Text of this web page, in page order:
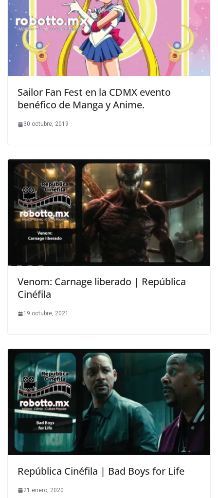
Sailor Fan Fest en la CDMX evento
benéfico de Manga y Anime.
30 octubre, 2019
Venom: Carnage liberado | República
Cinéfila
19 octubre, 2021
República Cinéfila | Bad Boys for Life
21 enero, 2020